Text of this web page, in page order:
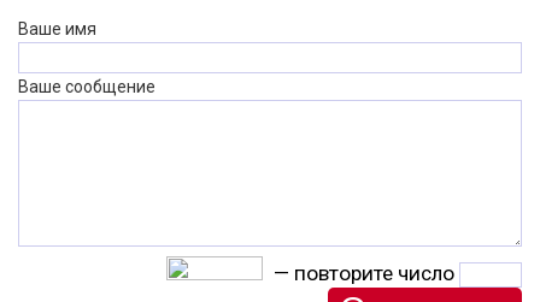
Ваше имя
Ваше сообщение
— повторите число